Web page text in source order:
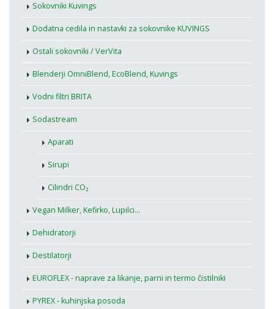
Sokovniki Kuvings
Dodatna cedila in nastavki za sokovnike KUVINGS
Ostali sokovniki / VerVita
Blenderji OmniBlend, EcoBlend, Kuvings
Vodni filtri BRITA
Sodastream
Aparati
Sirupi
Cilindri CO₂
Vegan Milker, Kefirko, Lupilci...
Dehidratorji
Destilatorji
EUROFLEX - naprave za likanje, parni in termo čistilniki
PYREX - kuhinjska posoda